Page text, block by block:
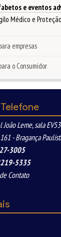
e eventos
Médico e
empresas
o Consumidor
João Leme, sala EV53
- Bragança
3005
5335
Contato